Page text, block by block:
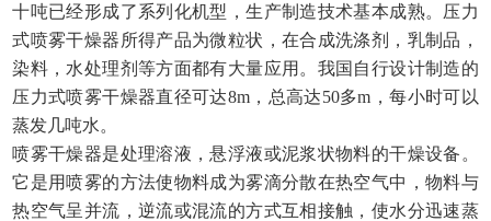
十吨已经形成了系列化机型，生产制造技术基本成熟。压力
式喷雾干燥器所得产品为微粒状，在合成洗涤剂，乳制品，
染料，水处理剂等方面都有大量应用。我国自行设计制造的
压力式喷雾干燥器直径可达8m，总高达50多m，每小时可以
蒸发几吨水。
喷雾干燥器是处理溶液，悬浮液或泥浆状物料的干燥设备。
它是用喷雾的方法使物料成为雾滴分散在热空气中，物料与
热空气呈并流，逆流或混流的方式互相接触，使水分迅速蒸